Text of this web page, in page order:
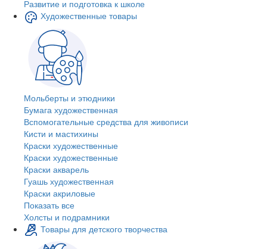
Развитие и подготовка к школе
Художественные товары
Мольберты и этюдники
Бумага художественная
Вспомогательные средства для живописи
Кисти и мастихины
Краски художественные
Краски художественные
Краски акварель
Гуашь художественная
Краски акриловые
Показать все
Холсты и подрамники
Товары для детского творчества